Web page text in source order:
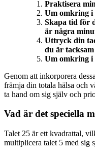
Praktisera
Um omkring i
Skapa tid för
är några
Uttryck din
du är
Um omkring i
Genom att inkorporera
främja din totala hälsa och
ta hand om sig själv och
Vad är det speciella
Talet 25 är ett kvadrattal,
multiplicera talet 5 med sig